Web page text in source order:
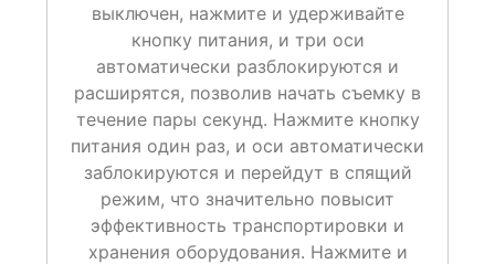
выключен, нажмите и удерживайте
кнопку питания, и три оси
автоматически разблокируются и
расширятся, позволив начать съемку в
течение пары секунд. Нажмите кнопку
питания один раз, и оси автоматически
заблокируются и перейдут в спящий
режим, что значительно повысит
эффективность транспортировки и
хранения оборудования. Нажмите и